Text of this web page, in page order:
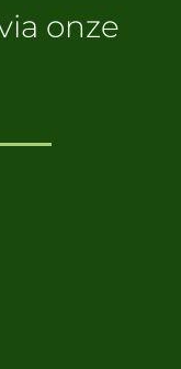
onze